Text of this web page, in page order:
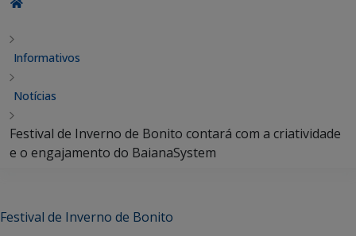
Informativos
Notícias
Festival de Inverno de Bonito contará com a criatividade
e o engajamento do BaianaSystem
Festival de Inverno de Bonito